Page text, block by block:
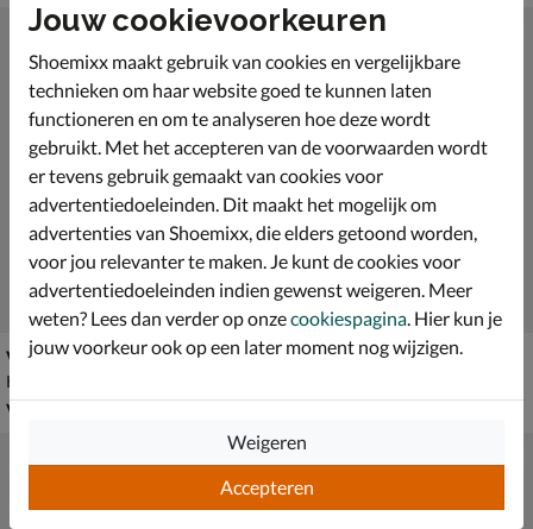
Vans MTE Sk8-Mid
Klittenbandschoenen - zwart
vanaf € 59,99
v.a.59,99
Vans SK-8 Mid
van € 59,99 voor € 41,99
41,99
Jouw cookievoorkeuren
Shoemixx maakt gebruik van cookies en vergelijkbare
technieken om haar website goed te kunnen laten
functioneren en om te analyseren hoe deze wordt
gebruikt. Met het accepteren van de voorwaarden wordt
er tevens gebruik gemaakt van cookies voor
advertentiedoeleinden. Dit maakt het mogelijk om
advertenties van Shoemixx, die elders getoond worden,
voor jou relevanter te maken. Je kunt de cookies voor
advertentiedoeleinden indien gewenst weigeren. Meer
weten? Lees dan verder op onzecookiespagina. Hier kun je
jouw voorkeur ook op een later moment nog wijzigen.
Accepteren
Weigeren